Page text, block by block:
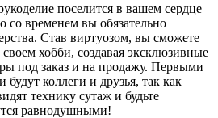
поселится в вашем сердце
со временем вы обязательно
Став виртуозом, вы сможете
хобби, создавая эксклюзивные
под заказ и на продажу. Первыми
коллеги и друзья, так как
технику сутаж и будьте
равнодушными!